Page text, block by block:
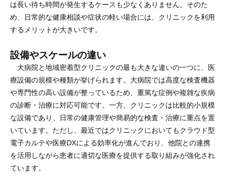
は長い待ち時間が発生するケースも少なくありません。そのた
め、日常的な健康相談や症状の軽い場合には、クリニックを利用
するメリットが大きいです。
設備やスケールの違い
大病院と地域密着型クリニックの最も大きな違いの一つに、医
療設備の規模や種類が挙げられます。大病院では高度な検査機器
や専門性の高い設備が整っているため、重篤な症例や複雑な疾病
の診断・治療に対応可能です。一方、クリニックは比較的小規模
な設備であり、日常の健康管理や簡易的な検査・治療に重点を置
いています。ただし、最近ではクリニックにおいてもクラウド型
電子カルテや医療DXによる効率化が進んでおり、他院との連携
を活用しながら患者に適切な医療を提供する取り組みが強化され
ています。